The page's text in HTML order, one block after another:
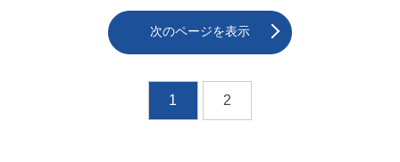
次のページを表示
1 2